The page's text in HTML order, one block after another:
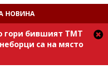
НОВИНА
гори бившият ТМТ
са на място